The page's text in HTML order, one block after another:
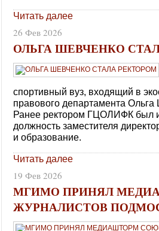
Читать далее
26 Фев 2026
ОЛЬГА ШЕВЧЕНКО
спортивный вуз, входящий в
правового департамента
Ранее ректором ГЦОЛИФК был
должность заместителя
и образование.
Читать далее
19 Фев 2026
МГИМО ПРИНЯЛ
ЖУРНАЛИСТОВ